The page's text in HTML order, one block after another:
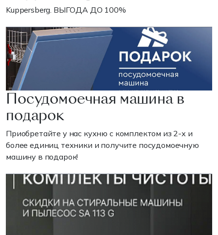
Kuppersberg. ВЫГОДА ДО 100%
Посудомоечная машина в
подарок
Приобретайте у нас кухню с комплектом из 2-х и
более единиц техники и получите посудомоечную
машину в подарок!